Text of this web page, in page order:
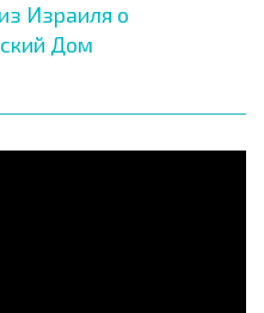
Израиля о
Дом